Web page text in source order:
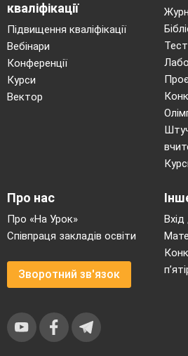
кваліфікації
Підвищення кваліфікації
Вебінари
Конференції
Курси
Вектор
Про нас
Про «На Урок»
Співпраця закладів освіти
Зворотний зв'язок